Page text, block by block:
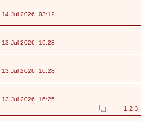
14 Jul 2026, 03:12
13 Jul 2026, 16:28
13 Jul 2026, 16:28
13 Jul 2026, 16:25
1 2 3